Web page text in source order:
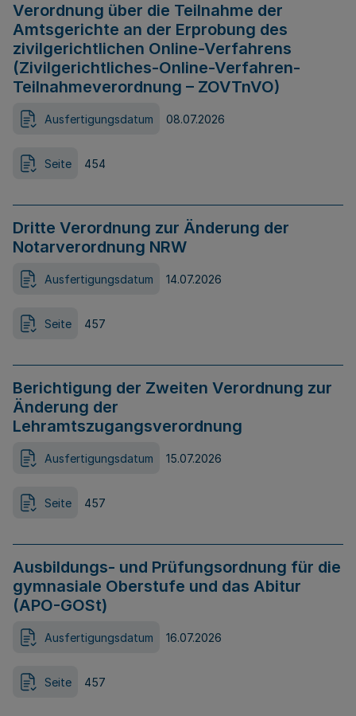
Verordnung über die Teilnahme der
Amtsgerichte an der Erprobung des
zivilgerichtlichen Online-Verfahrens
(Zivilgerichtliches-Online-Verfahren-
Teilnahmeverordnung – ZOVTnVO)
Ausfertigungsdatum 08.07.2026
Seite 454
Dritte Verordnung zur Änderung der
Notarverordnung NRW
Ausfertigungsdatum 14.07.2026
Seite 457
Berichtigung der Zweiten Verordnung zur
Änderung der
Lehramtszugangsverordnung
Ausfertigungsdatum 15.07.2026
Seite 457
Ausbildungs- und Prüfungsordnung für die
gymnasiale Oberstufe und das Abitur
(APO-GOSt)
Ausfertigungsdatum 16.07.2026
Seite 457